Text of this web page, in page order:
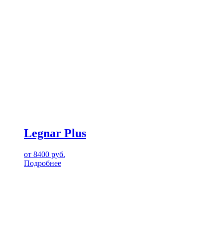
Legnar Plus
от 8400 руб.
Подробнее